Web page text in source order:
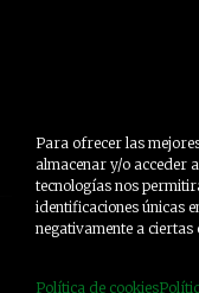
Para ofrecer las
almacenar y/o acceder
tecnologías nos
identificaciones únicas
negativamente a
Política de cookies